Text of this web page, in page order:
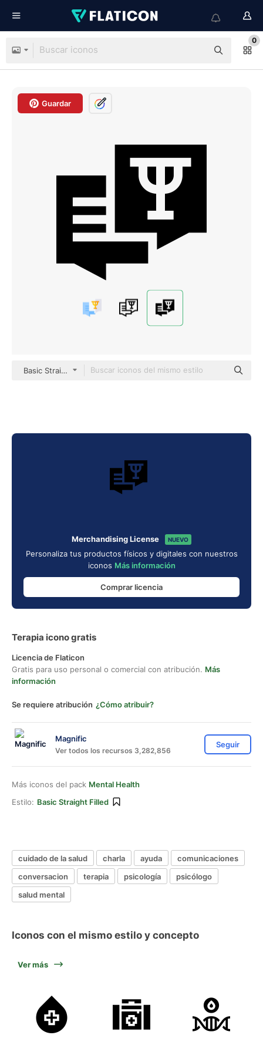
0
Guardar
Basic Straight Filled
Merchandising License NUEVO
Personaliza tus productos físicos y digitales con nuestros
iconos Más información
Comprar licencia
Terapia icono gratis
Licencia de Flaticon
Gratis para uso personal o comercial con atribución. Más
información
Se requiere atribución ¿Cómo atribuir?
Magnific
Ver todos los recursos 3,282,856
Seguir
Más iconos del pack Mental Health
Estilo: Basic Straight Filled
cuidado de la salud charla ayuda
comunicaciones
conversacion
terapia psicología
psicólogo
salud mental
Iconos con el mismo estilo y concepto
Ver más